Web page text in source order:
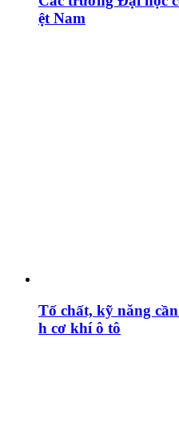
ệt Nam
Tố chất, kỹ năng
h cơ khí ô tô